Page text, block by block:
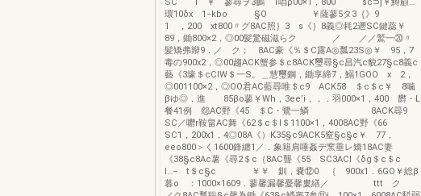
環10δx 1−kbo §O ￥薩蓼5タ3｛》9
1 ，200 xt800〃グ8AC照｝3 s《｝8義◎耗2遡SC鍵蕊￥
89，鋤800×2，◎00髪驚磁滋らク ／ ／／鷲一⑳〃
髪矯弗辮9．／ ク； 8AC豪《％＄C露A◎瓢23S◎￥ 95，7
毒の900x2，◎00趨ACK蟹参＄c8ACK璽尋§c昌汽c貌27§c8義c
藝《3壕＄cCIW＄一S。＿慧璽鋼，鋤享締7，鰯1GOO x 2，
◎001100×2，◎OO君AC藍尋唯＄c9 ACK58 ＄c＄c￥ 8噛
βゆ◎．進 85βo蓼￥Wh，3ee’i，，．羽000×1，400 欝・L
餐41例 怨AC野《45 ＄C・鷺一鱗 8ACK尋9
SC／囎r鞍畠AC舞《62＄c＄I＄1100×1，4008AC野《66
SC1，200x1，4◎08A《）K35§c9ACK5窒§c§c￥ 77，
eeo800＞く1600鋒纏1／．象籍肩唾姦デ窯垂レ矯18AC妻
《38§c8Ac薯《尋2＄c｛8AC聾《55 SC3ACI《δg＄c＄c
l…− t＄c§c ￥￥ 釧，嚢⑫0 ｛ 900x1．6GO￥総β
暮o ：1000×1609．蓼馨漏馨憂馨婁繕／ ttt ク